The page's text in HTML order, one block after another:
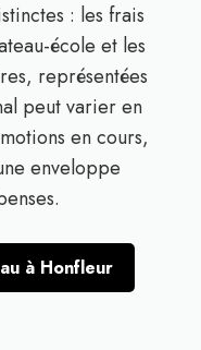
: les frais
école et les
représentées
peut varier en
en cours,
enveloppe
à Honfleur